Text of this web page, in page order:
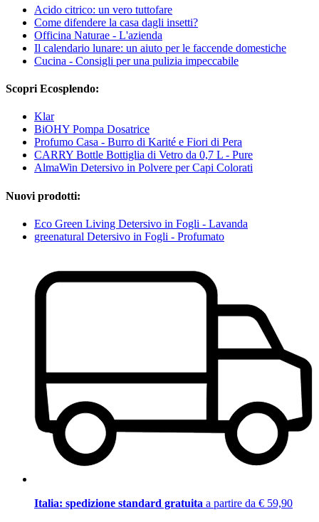
Acido citrico: un vero tuttofare
Come difendere la casa dagli insetti?
Officina Naturae - L'azienda
Il calendario lunare: un aiuto per le faccende domestiche
Cucina - Consigli per una pulizia impeccabile
Scopri Ecosplendo:
Klar
BiOHY Pompa Dosatrice
Profumo Casa - Burro di Karité e Fiori di Pera
CARRY Bottle Bottiglia di Vetro da 0,7 L - Pure
AlmaWin Detersivo in Polvere per Capi Colorati
Nuovi prodotti:
Eco Green Living Detersivo in Fogli - Lavanda
greenatural Detersivo in Fogli - Profumato
Italia: spedizione standard gratuita a partire da € 59,90